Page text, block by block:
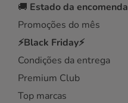
🚚 Estado da encomenda
Promoções do mês
⚡Black Friday⚡
Condições da entrega
Premium Club
Top marcas